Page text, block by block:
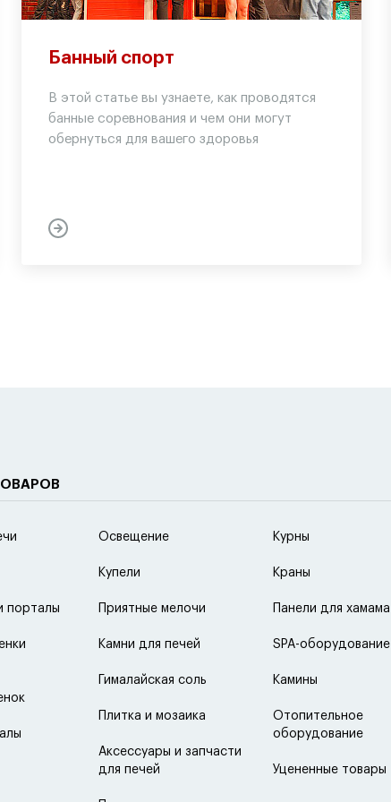
Банный спорт
В этой статье вы узнаете, как проводятся
банные соревнования и чем они могут
обернуться для вашего здоровья
порталы
Освещение
Купели
Приятные мелочи
Камни для печей
Гималайская соль
Плитка и мозаика
Аксессуары и запчасти
для печей
Курны
Краны
Панели для хамама
SPA-оборудование
Камины
Отопительное
оборудование
Уцененные товары